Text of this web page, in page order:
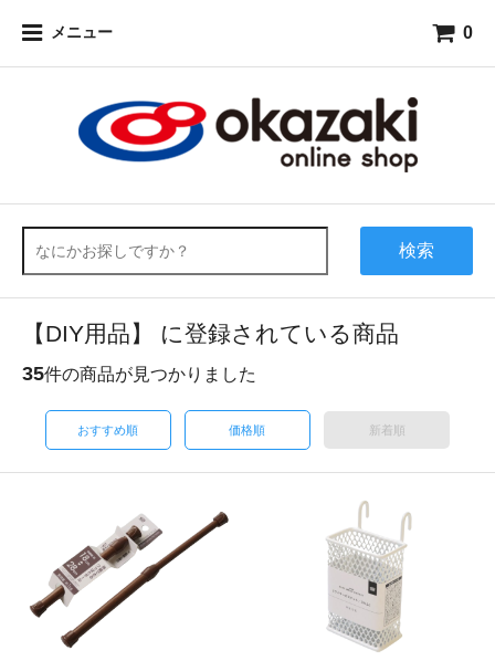
メニュー 0
検索
【DIY用品】 に登録されている商品
35件の商品が見つかりました
おすすめ順 価格順 新着順